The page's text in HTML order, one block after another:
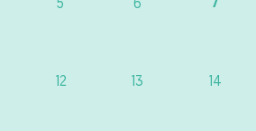
12 13 14